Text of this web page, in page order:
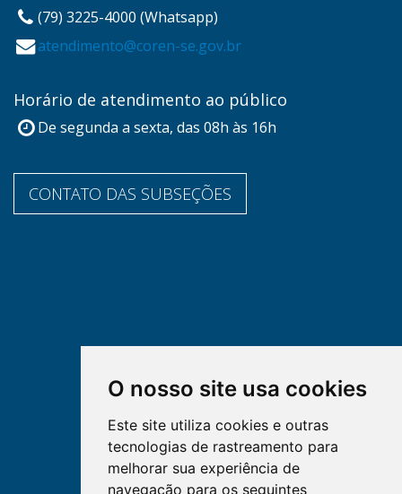
O nosso site usa cookies
Este site utiliza cookies e outras
tecnologias de rastreamento para
melhorar sua experiência de
navegação para os seguintes
(79) 3225-4000 (Whatsapp)
atendimento@coren-se.gov.br
Horário de atendimento ao público
De segunda a sexta, das 08h às 16h
CONTATO DAS SUBSEÇÕES